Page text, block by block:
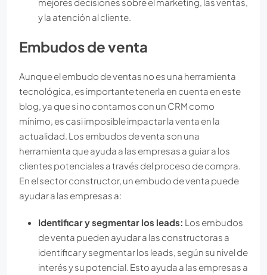
y la atención al cliente.
Embudos de venta
Aunque el embudo de ventas no es una herramienta
tecnológica, es importante tenerla en cuenta en este
blog, ya que si no contamos con un CRM como
mínimo, es casi imposible impactar la venta en la
actualidad. Los embudos de venta son una
herramienta que ayuda a las empresas a guiar a los
clientes potenciales a través del proceso de compra.
En el sector constructor, un embudo de venta puede
ayudar a las empresas a:
Identificar y segmentar los leads: Los embudos
de venta pueden ayudar a las constructoras a
identificar y segmentar los leads, según su nivel de
interés y su potencial. Esto ayuda a las empresas a